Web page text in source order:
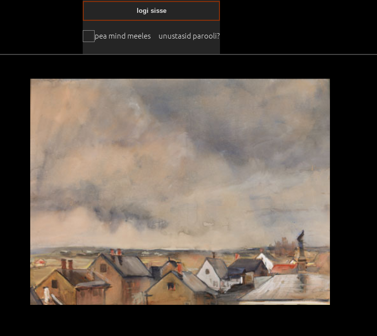
pea mind meeles
logi sisse
unustasid parooli?